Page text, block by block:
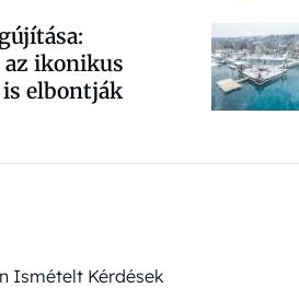
ikonikus
elbontják
Ismételt Kérdések